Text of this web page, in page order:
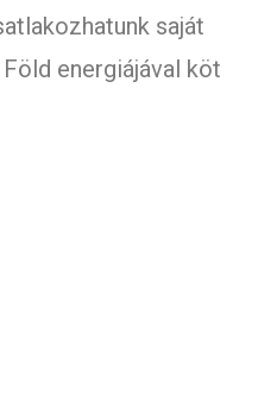
saját
energiájával köt